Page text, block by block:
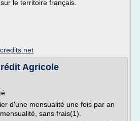
le territoire français.
Agricole
d'une mensualité une fois par an
sans frais(1).